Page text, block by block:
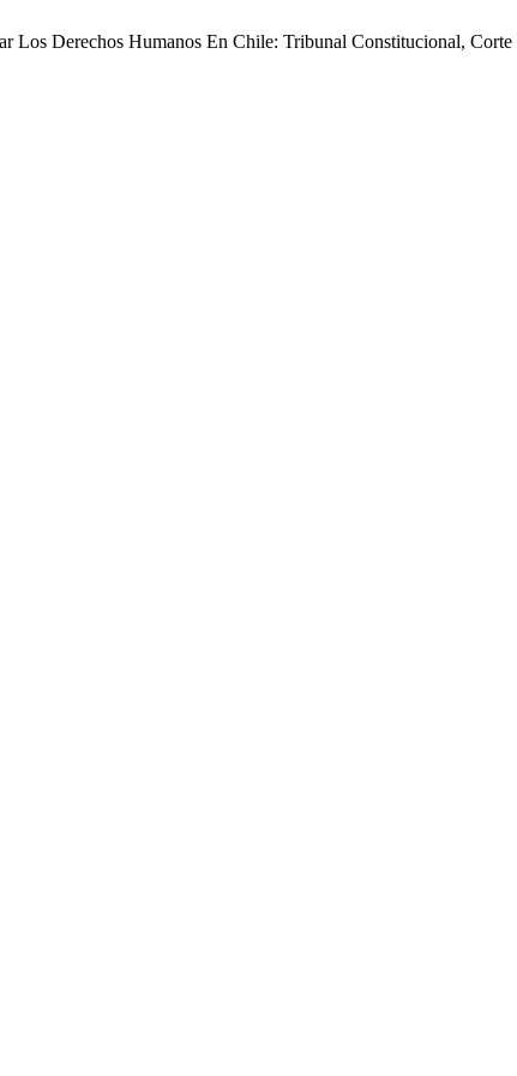
Los Derechos Humanos En Chile: Tribunal Constitucional,